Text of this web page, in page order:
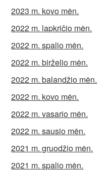
2023 m. kovo mėn.
2022 m. lapkričio mėn.
2022 m. spalio mėn.
2022 m. birželio mėn.
2022 m. balandžio mėn.
2022 m. kovo mėn.
2022 m. vasario mėn.
2022 m. sausio mėn.
2021 m. gruodžio mėn.
2021 m. spalio mėn.